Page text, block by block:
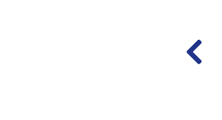
עשיית פתח בכלים
בשבת